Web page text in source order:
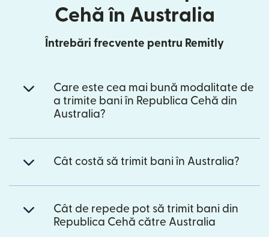
Cehă în Australia
Întrebări frecvente pentru Remitly
Care este cea mai bună modalitate de
a trimite bani în Republica Cehă din
Australia?
Cât costă să trimit bani în Australia?
Cât de repede pot să trimit bani din
Republica Cehă către Australia